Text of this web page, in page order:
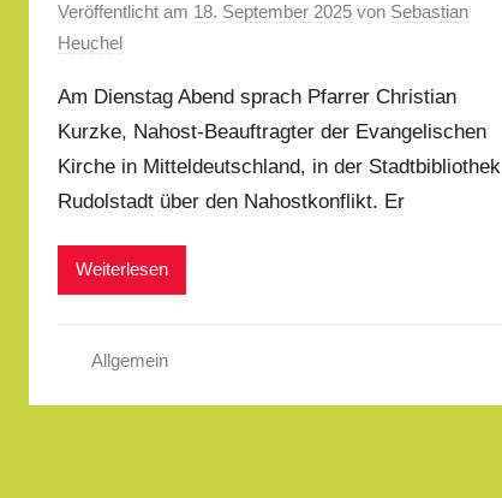
Veröffentlicht am 18. September 2025 von Sebastian
Heuchel
Am Dienstag Abend sprach Pfarrer Christian
Kurzke, Nahost-Beauftragter der Evangelischen
Kirche in Mitteldeutschland, in der Stadtbibliothek
Rudolstadt über den Nahostkonflikt. Er
Weiterlesen
Allgemein